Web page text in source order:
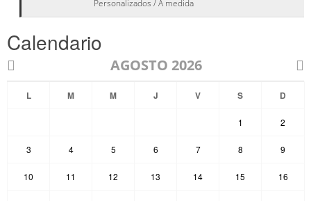
Personalizados / A medida
Calendario
 AGOSTO 2026 
L M M J V S D
1 2
3 4 5 6 7 8 9
10 11 12 13 14 15 16